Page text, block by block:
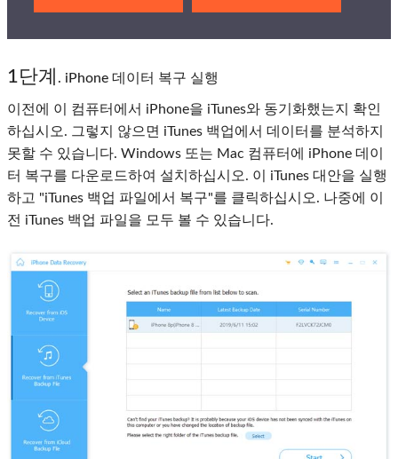
1단계 . iPhone 데이터 복구 실행
이전에 이 컴퓨터에서 iPhone을 iTunes와 동기화했는지 확인
하십시오. 그렇지 않으면 iTunes 백업에서 데이터를 분석하지
못할 수 있습니다. Windows 또는 Mac 컴퓨터에 iPhone 데이
터 복구를 다운로드하여 설치하십시오. 이 iTunes 대안을 실행
하고 "iTunes 백업 파일에서 복구"를 클릭하십시오. 나중에 이
전 iTunes 백업 파일을 모두 볼 수 있습니다.